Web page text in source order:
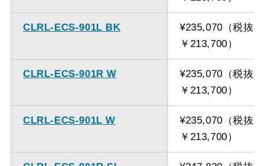
CLRL-ECS-901L BK
¥235,070（税抜
￥213,700）
CLRL-ECS-901R W
¥235,070（税抜
￥213,700）
CLRL-ECS-901L W
¥235,070（税抜
￥213,700）